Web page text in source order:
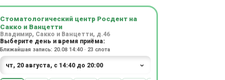
Стоматологический центр Росдент на
Сакко и Ванцетти
Владимир, Сакко и Ванцетти, д.46
Выберите день и время приёма:
Ближайшая запись: 20.08 14:40 · 23 слота